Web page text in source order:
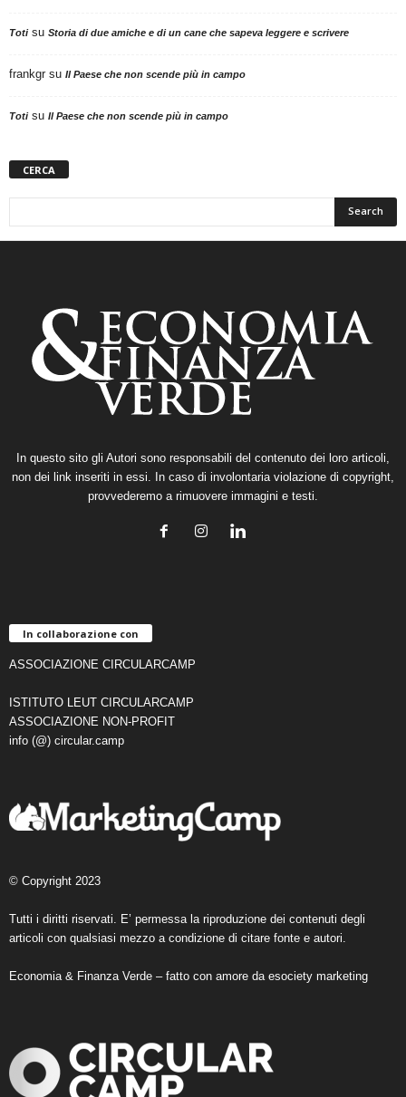
Totisu Storia di due amiche e di un cane che sapeva leggere e scrivere
frankgr su Il Paese che non scende più in campo
Totisu Il Paese che non scende più in campo
CERCA
In questo sito gli Autori sono responsabili del contenuto dei loro articoli,
non dei link inseriti in essi. In caso di involontaria violazione di copyright,
provvederemo a rimuovere immagini e testi.
In collaborazione con
ASSOCIAZIONE CIRCULARCAMP
ISTITUTO LEUT CIRCULARCAMP
ASSOCIAZIONE NON-PROFIT
info (@) circular.camp
© Copyright 2023
Tutti i diritti riservati. E’ permessa la riproduzione dei contenuti degli
articoli con qualsiasi mezzo a condizione di citare fonte e autori.
Economia & Finanza Verde – fatto con amore da esociety marketing